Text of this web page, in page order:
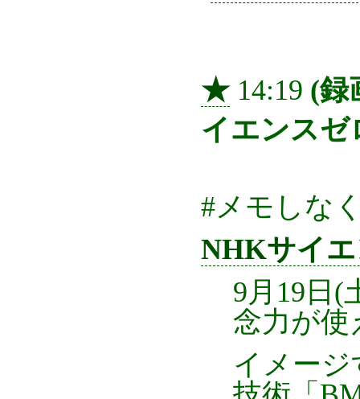
★ 14:19 (録
イエンスゼ
#メモしな
NHKサイ
9月19日(
念力が使
イメー